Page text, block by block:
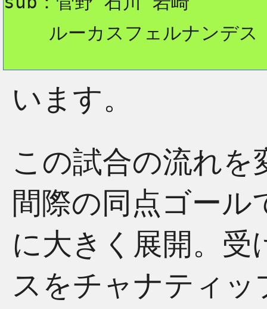
    ルーカスフェルナンデス
います。
この試合の流れを
間際の同点ゴール
に大きく展開。受
スをチャナティ